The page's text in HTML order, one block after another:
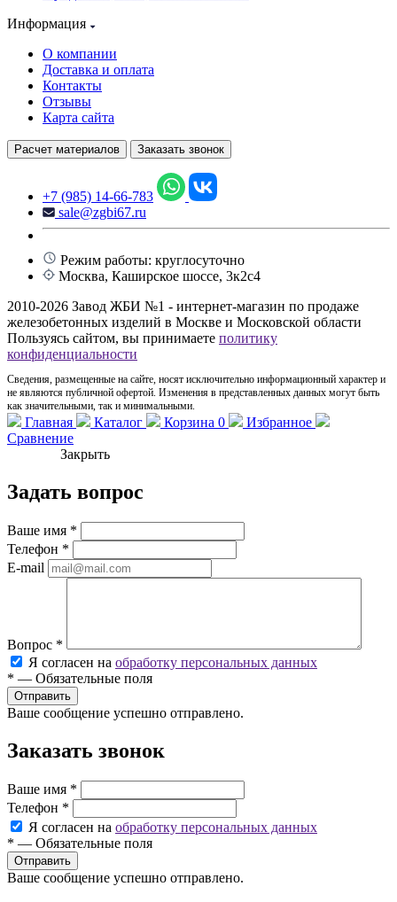
Информация
О компании
Доставка и оплата
Контакты
Отзывы
Карта сайта
Расчет материалов Заказать звонок
+7 (985) 14-66-783
sale@zgbi67.ru
Режим работы: круглосуточно
Москва, Каширское шоссе, 3к2с4
2010-2026 Завод ЖБИ №1 - интернет-магазин по продаже
железобетонных изделий в Москве и Московской области
Пользуясь сайтом, вы принимаете политику
конфиденциальности
Сведения, размещенные на сайте, носят исключительно информационный характер и
не являются публичной офертой. Изменения в представленных данных могут быть
как значительными, так и минимальными.
Главная Каталог Корзина 0
Избранное
Сравнение
Закрыть
Задать вопрос
Ваше имя *
Телефон *
E-mail
Вопрос *
Я согласен на обработку персональных данных
* — Обязательные поля
Ваше сообщение успешно отправлено.
Заказать звонок
Ваше имя *
Телефон *
Я согласен на обработку персональных данных
* — Обязательные поля
Ваше сообщение успешно отправлено.